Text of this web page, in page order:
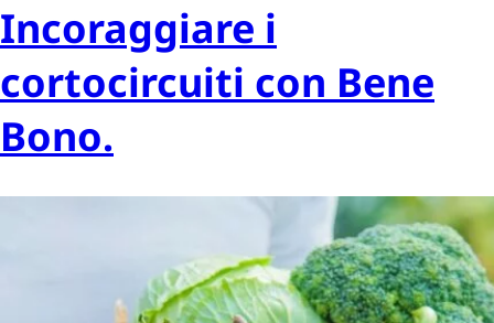
Incoraggiare i
cortocircuiti con Bene
Bono.